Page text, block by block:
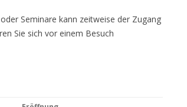
Seminare kann zeitweise der Zugang
Sie sich vor einem Besuch